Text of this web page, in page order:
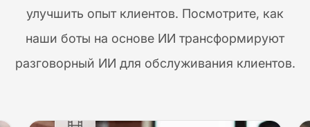
улучшить опыт клиентов. Посмотрите, как
наши боты на основе ИИ трансформируют
разговорный ИИ для обслуживания клиентов.